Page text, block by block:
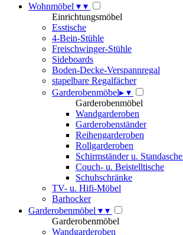
Wohnmöbel ▾ ▾
Einrichtungsmöbel
Esstische
4-Bein-Stühle
Freischwinger-Stühle
Sideboards
Boden-Decke-Verspannregal
stapelbare Regalfächer
Garderobenmöbel▸ ▾
Garderobenmöbel
Wandgarderoben
Garderobenständer
Reihengarderoben
Rollgarderoben
Schirmständer u.
Couch- u. Beistelltische
Schuhschränke
TV- u. Hifi-Möbel
Barhocker
Garderobenmöbel ▾ ▾
Garderobenmöbel
Wandgarderoben